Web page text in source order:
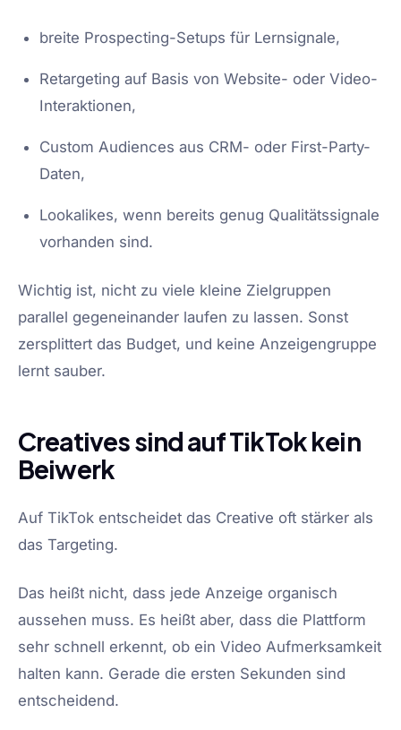
breite Prospecting-Setups für Lernsignale,
Retargeting auf Basis von Website- oder Video-
Interaktionen,
Custom Audiences aus CRM- oder First-Party-
Daten,
Lookalikes, wenn bereits genug Qualitätssignale
vorhanden sind.
Wichtig ist, nicht zu viele kleine Zielgruppen
parallel gegeneinander laufen zu lassen. Sonst
zersplittert das Budget, und keine Anzeigengruppe
lernt sauber.
Creatives sind auf TikTok kein
Beiwerk
Auf TikTok entscheidet das Creative oft stärker als
das Targeting.
Das heißt nicht, dass jede Anzeige organisch
aussehen muss. Es heißt aber, dass die Plattform
sehr schnell erkennt, ob ein Video Aufmerksamkeit
halten kann. Gerade die ersten Sekunden sind
entscheidend.